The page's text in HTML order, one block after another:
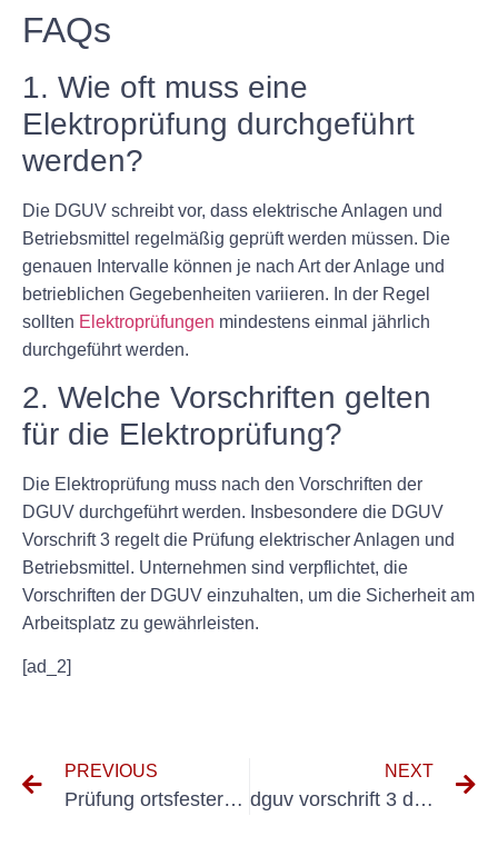
FAQs
1. Wie oft muss eine
Elektroprüfung durchgeführt
werden?
Die DGUV schreibt vor, dass elektrische Anlagen und
Betriebsmittel regelmäßig geprüft werden müssen. Die
genauen Intervalle können je nach Art der Anlage und
betrieblichen Gegebenheiten variieren. In der Regel
sollten Elektroprüfungen mindestens einmal jährlich
durchgeführt werden.
2. Welche Vorschriften gelten
für die Elektroprüfung?
Die Elektroprüfung muss nach den Vorschriften der
DGUV durchgeführt werden. Insbesondere die DGUV
Vorschrift 3 regelt die Prüfung elektrischer Anlagen und
Betriebsmittel. Unternehmen sind verpflichtet, die
Vorschriften der DGUV einzuhalten, um die Sicherheit am
Arbeitsplatz zu gewährleisten.
[ad_2]
PREVIOUS
Prüfung ortsfester Geräte
NEXT
dguv vorschrift 3 din vde 0105 100